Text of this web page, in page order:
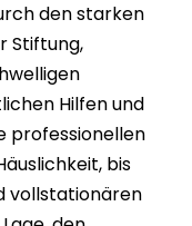
den starken
Stiftung,
Hilfen und
professionellen
bis
vollstationären